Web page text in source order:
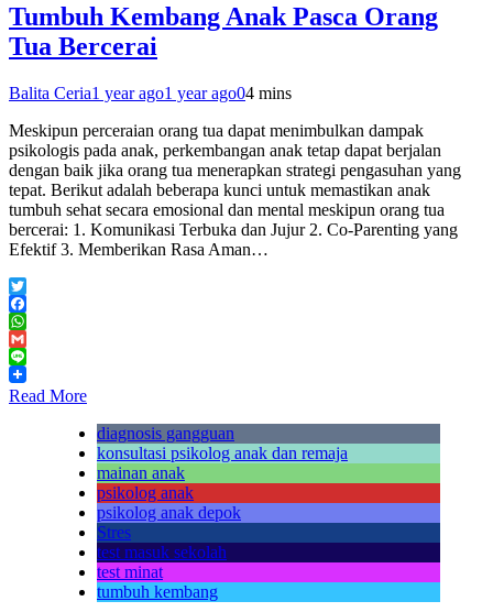
Tumbuh Kembang Anak Pasca Orang
Tua Bercerai
Balita Ceria1 year ago1 year ago04 mins
Meskipun perceraian orang tua dapat menimbulkan dampak
psikologis pada anak, perkembangan anak tetap dapat berjalan
dengan baik jika orang tua menerapkan strategi pengasuhan yang
tepat. Berikut adalah beberapa kunci untuk memastikan anak
tumbuh sehat secara emosional dan mental meskipun orang tua
bercerai: 1. Komunikasi Terbuka dan Jujur 2. Co-Parenting yang
Efektif 3. Memberikan Rasa Aman…
Twitter
Facebook
WhatsApp
Gmail
Line
Read More
diagnosis gangguan
konsultasi psikolog anak dan remaja
mainan anak
psikolog anak
psikolog anak depok
Stres
test masuk sekolah
test minat
tumbuh kembang